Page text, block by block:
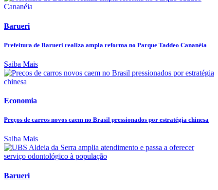
Barueri
Prefeitura de Barueri realiza ampla reforma no Parque Taddeo Cananéia
Saiba Mais
Economia
Preços de carros novos caem no Brasil pressionados por estratégia chinesa
Saiba Mais
Barueri